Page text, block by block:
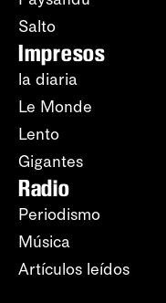
Salto
Impresos
la diaria
Le Monde
Lento
Gigantes
Radio
Periodismo
Música
Artículos leídos